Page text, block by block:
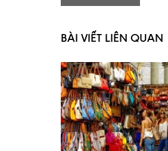
BÀI VIẾT LIÊN QUAN